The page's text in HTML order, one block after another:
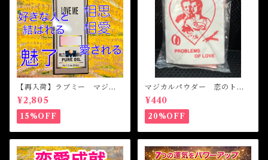
【再入荷】ラブミー マジカ
ルオイル・魔女オイル Love
Me Magical Oil
¥2,805
15%OFF
マジカルパウダー 恋のトラ
ブル Magical Powder PR
OBLEM OF LOVE
¥440
20%OFF